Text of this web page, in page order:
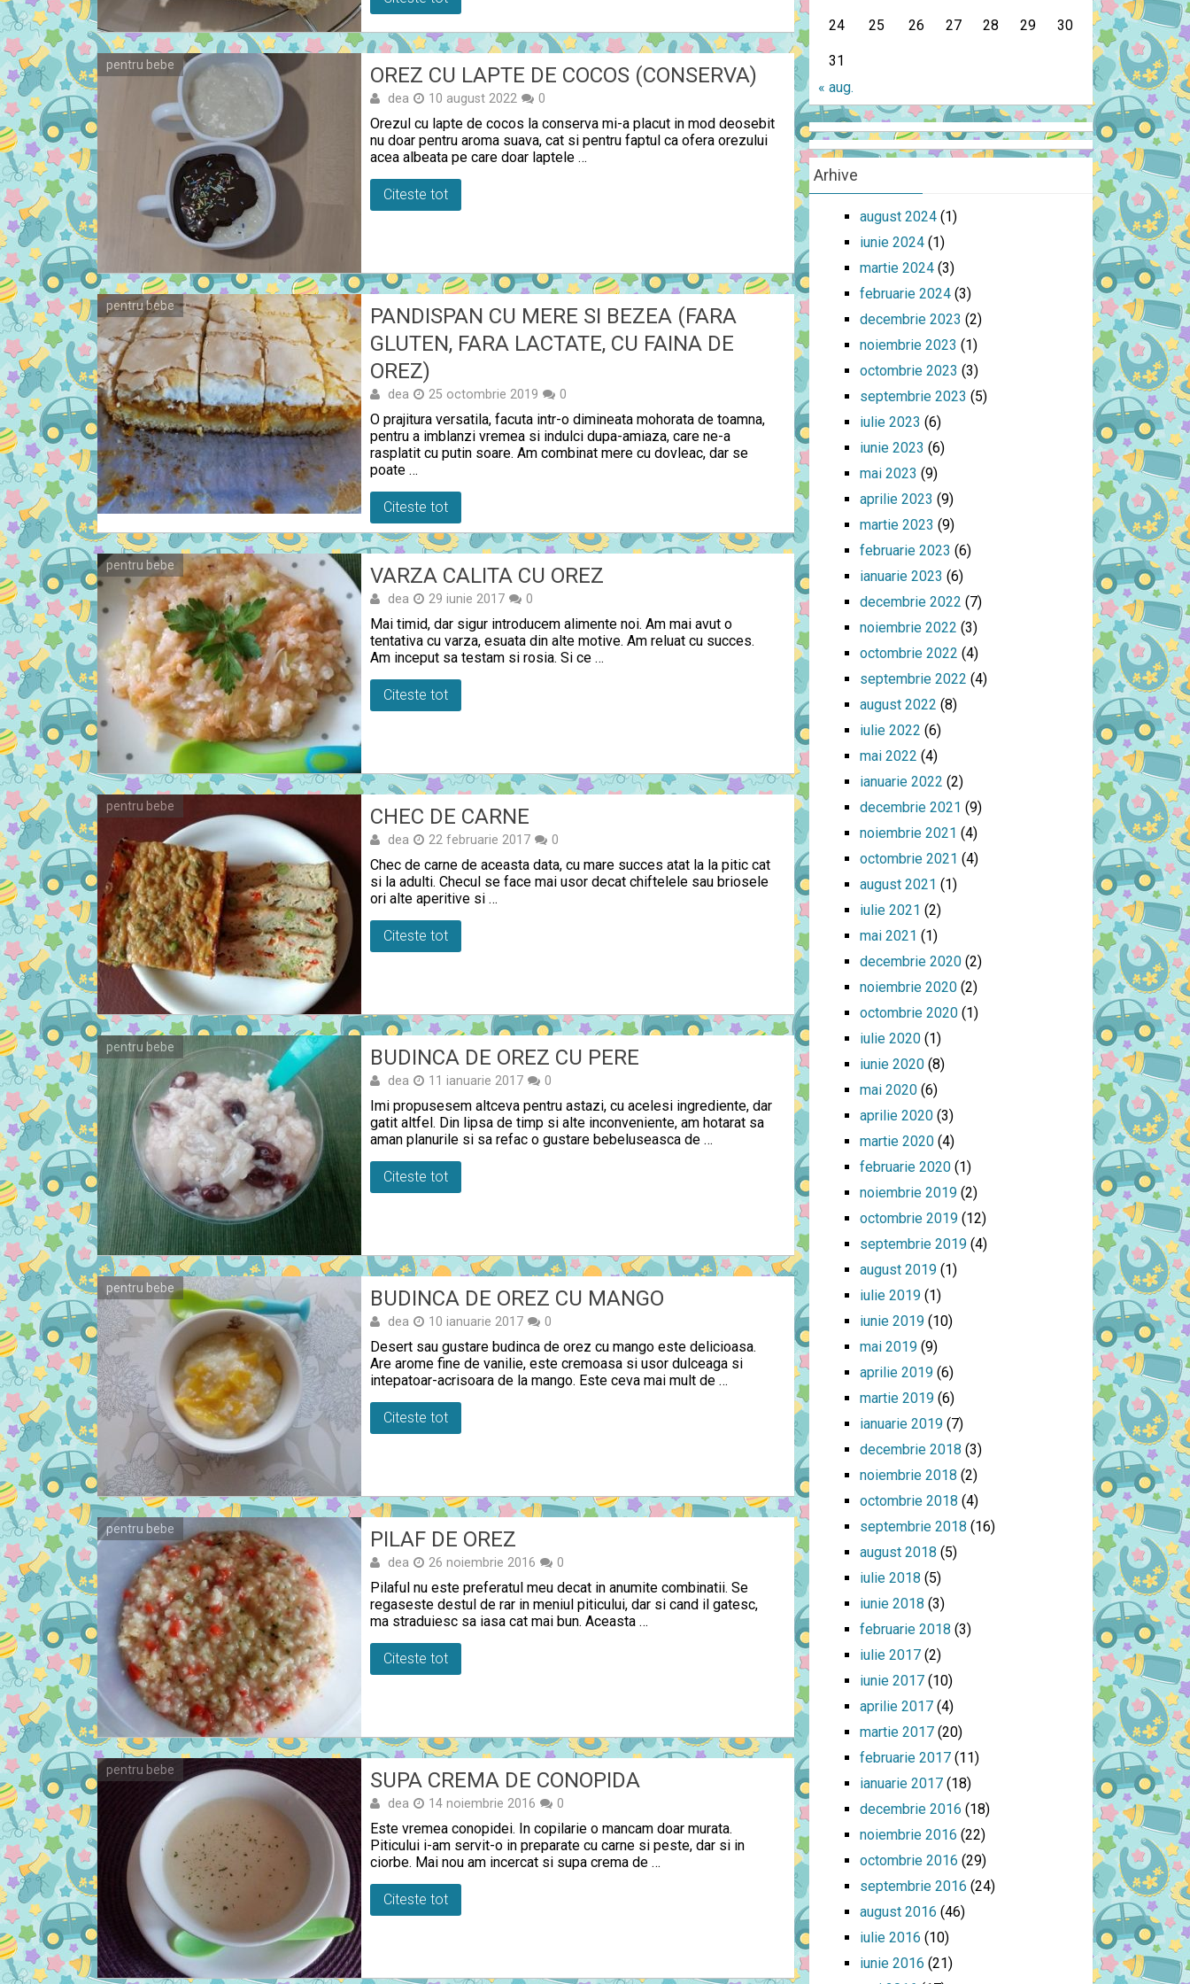
pentru bebe OREZ CU LAPTE DE COCOS (CONSERVA)
dea 10 august 2022 0
Orezul cu lapte de cocos la conserva mi-a placut in mod deosebit
nu doar pentru aroma suava, cat si pentru faptul ca ofera orezului
acea albeata pe care doar laptele …
Citeste tot
pentru bebe
PANDISPAN CU MERE SI BEZEA (FARA
GLUTEN, FARA LACTATE, CU FAINA DE
OREZ)
dea 25 octombrie 2019 0
O prajitura versatila, facuta intr-o dimineata mohorata de toamna,
pentru a imblanzi vremea si indulci dupa-amiaza, care ne-a
rasplatit cu putin soare. Am combinat mere cu dovleac, dar se
poate …
Citeste tot
pentru bebe VARZA CALITA CU OREZ
dea 29 iunie 2017 0
Mai timid, dar sigur introducem alimente noi. Am mai avut o
tentativa cu varza, esuata din alte motive. Am reluat cu succes.
Am inceput sa testam si rosia. Si ce …
Citeste tot
pentru bebe CHEC DE CARNE
dea 22 februarie 2017 0
Chec de carne de aceasta data, cu mare succes atat la la pitic cat
si la adulti. Checul se face mai usor decat chiftelele sau briosele
ori alte aperitive si …
Citeste tot
pentru bebe BUDINCA DE OREZ CU PERE
dea 11 ianuarie 2017 0
Imi propusesem altceva pentru astazi, cu acelesi ingrediente, dar
gatit altfel. Din lipsa de timp si alte inconveniente, am hotarat sa
aman planurile si sa refac o gustare bebeluseasca de …
Citeste tot
pentru bebe BUDINCA DE OREZ CU MANGO
dea 10 ianuarie 2017 0
Desert sau gustare budinca de orez cu mango este delicioasa.
Are arome fine de vanilie, este cremoasa si usor dulceaga si
intepatoar-acrisoara de la mango. Este ceva mai mult de …
Citeste tot
pentru bebe PILAF DE OREZ
dea 26 noiembrie 2016 0
Pilaful nu este preferatul meu decat in anumite combinatii. Se
regaseste destul de rar in meniul piticului, dar si cand il gatesc,
ma straduiesc sa iasa cat mai bun. Aceasta …
Citeste tot
pentru bebe SUPA CREMA DE CONOPIDA
dea 14 noiembrie 2016 0
Este vremea conopidei. In copilarie o mancam doar murata.
Piticului i-am servit-o in preparate cu carne si peste, dar si in
ciorbe. Mai nou am incercat si supa crema de …
Citeste tot
24 25 26 27 28 29 30
31
« aug.
Arhive
august 2024 (1)
iunie 2024 (1)
martie 2024 (3)
februarie 2024 (3)
decembrie 2023 (2)
noiembrie 2023 (1)
octombrie 2023 (3)
septembrie 2023 (5)
iulie 2023 (6)
iunie 2023 (6)
mai 2023 (9)
aprilie 2023 (9)
martie 2023 (9)
februarie 2023 (6)
ianuarie 2023 (6)
decembrie 2022 (7)
noiembrie 2022 (3)
octombrie 2022 (4)
septembrie 2022 (4)
august 2022 (8)
iulie 2022 (6)
mai 2022 (4)
ianuarie 2022 (2)
decembrie 2021 (9)
noiembrie 2021 (4)
octombrie 2021 (4)
august 2021 (1)
iulie 2021 (2)
mai 2021 (1)
decembrie 2020 (2)
noiembrie 2020 (2)
octombrie 2020 (1)
iulie 2020 (1)
iunie 2020 (8)
mai 2020 (6)
aprilie 2020 (3)
martie 2020 (4)
februarie 2020 (1)
noiembrie 2019 (2)
octombrie 2019 (12)
septembrie 2019 (4)
august 2019 (1)
iulie 2019 (1)
iunie 2019 (10)
mai 2019 (9)
aprilie 2019 (6)
martie 2019 (6)
ianuarie 2019 (7)
decembrie 2018 (3)
noiembrie 2018 (2)
octombrie 2018 (4)
septembrie 2018 (16)
august 2018 (5)
iulie 2018 (5)
iunie 2018 (3)
februarie 2018 (3)
iulie 2017 (2)
iunie 2017 (10)
aprilie 2017 (4)
martie 2017 (20)
februarie 2017 (11)
ianuarie 2017 (18)
decembrie 2016 (18)
noiembrie 2016 (22)
octombrie 2016 (29)
septembrie 2016 (24)
august 2016 (46)
iulie 2016 (10)
iunie 2016 (21)